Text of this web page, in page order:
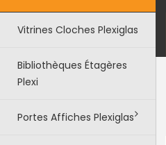
Vitrines Cloches Plexiglas
Bibliothèques Étagères
Plexi
Portes Affiches Plexiglas